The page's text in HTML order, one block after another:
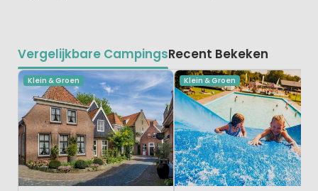
Vergelijkbare CampingsRecent Bekeken
Klein & Groen Klein & Groen